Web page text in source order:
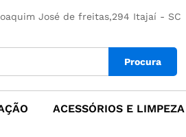
José de freitas,294 Itajaí - SC
Procura
ACESSÓRIOS E LIMPEZA